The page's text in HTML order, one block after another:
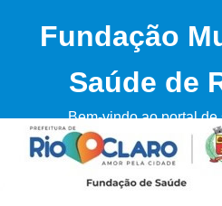
Fundação
Saúde de
Bem-vindo ao portal de